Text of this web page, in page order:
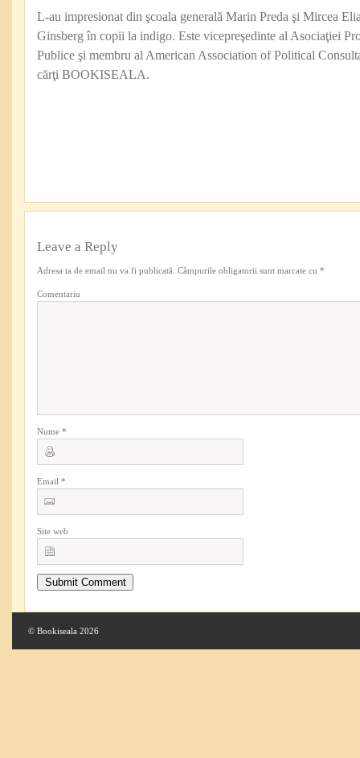
L-au impresionat din şcoala generală Marin Preda şi Mircea
Ginsberg în copii la indigo. Este vicepreşedinte al Asociaţiei
Publice şi membru al American Association of Political
cărţi BOOKISEALA.
Leave a Reply
Adresa ta de email nu va fi publicată. Câmpurile obligatorii sunt marcate cu *
Comentariu
Nume *
Email *
Site web
© Bookiseala 2026